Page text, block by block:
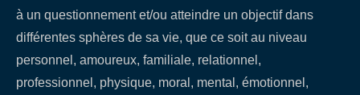
à un questionnement et/ou atteindre un objectif dans
différentes sphères de sa vie, que ce soit au niveau
personnel, amoureux, familiale, relationnel,
professionnel, physique, moral, mental, émotionnel,